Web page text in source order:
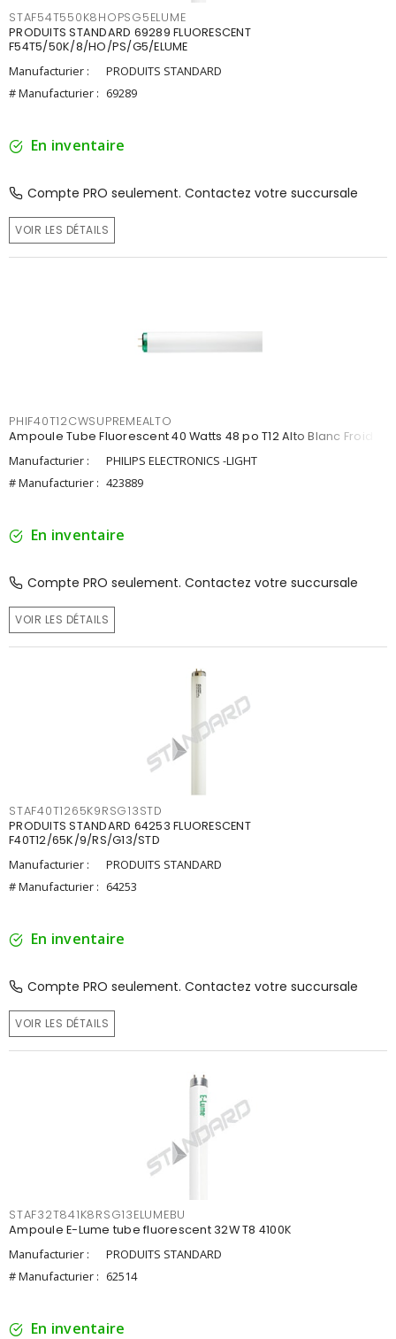
STAF54T550K8HOPSG5ELUME
PRODUITS STANDARD 69289 FLUORESCENT
F54T5/50K/8/HO/PS/G5/ELUME
Manufacturier :
PRODUITS STANDARD
# Manufacturier : 69289
En inventaire
Compte PRO seulement. Contactez votre succursale
VOIR LES DÉTAILS
PHIF40T12CWSUPREMEALTO
Ampoule Tube Fluorescent 40 Watts 48 po T12 Alto Blanc Froid
Manufacturier :
PHILIPS ELECTRONICS -LIGHT
# Manufacturier : 423889
En inventaire
Compte PRO seulement. Contactez votre succursale
VOIR LES DÉTAILS
STAF40T1265K9RSG13STD
PRODUITS STANDARD 64253 FLUORESCENT
F40T12/65K/9/RS/G13/STD
Manufacturier :
PRODUITS STANDARD
# Manufacturier : 64253
En inventaire
Compte PRO seulement. Contactez votre succursale
VOIR LES DÉTAILS
STAF32T841K8RSG13ELUMEBU
Ampoule E-Lume tube fluorescent 32W T8 4100K
Manufacturier :
PRODUITS STANDARD
# Manufacturier : 62514
En inventaire